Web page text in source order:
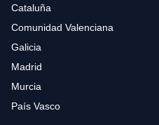
Cataluña
Comunidad Valenciana
Galicia
Madrid
Murcia
País Vasco